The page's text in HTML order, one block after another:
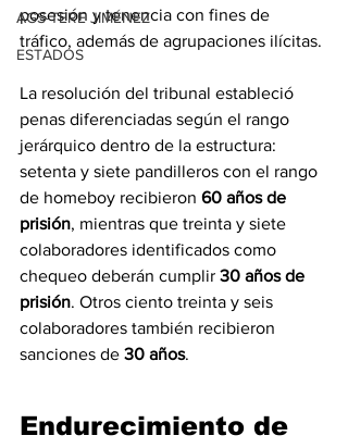
AGS-TERE JIMÉNEZ
ESTADOS
posesión y tenencia con fines de
tráfico, además de agrupaciones ilícitas.
La resolución del tribunal estableció
penas diferenciadas según el rango
jerárquico dentro de la estructura:
setenta y siete pandilleros con el rango
de homeboy recibieron 60 años de
prisión, mientras que treinta y siete
colaboradores identificados como
chequeo deberán cumplir 30 años de
prisión. Otros ciento treinta y seis
colaboradores también recibieron
sanciones de 30 años.
Endurecimiento de